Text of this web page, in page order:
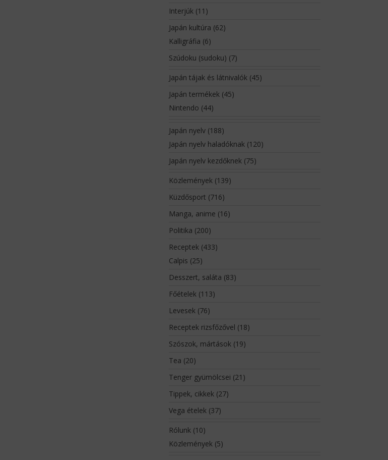
Interjúk(11)
Japán kultúra (62)
Kalligráfia (6)
Szúdoku (sudoku) (7)
Japán tájak és látnivalók(45)
Japán termékek(45)
Nintendo (44)
Japán nyelv(188)
Japán nyelv haladóknak(120)
Japán nyelv kezdőknek(75)
Közlemények(139)
Küzdősport (716)
Manga, anime (16)
Politika (200)
Receptek(433)
Calpis (25)
Desszert, saláta (83)
Főételek(113)
Levesek(76)
Receptek rizsfőzővel (18)
Szószok, mártások(19)
Tea (20)
Tenger gyümölcsei (21)
Tippek, cikkek(27)
Vega ételek(37)
Rólunk(10)
Közlemények(5)